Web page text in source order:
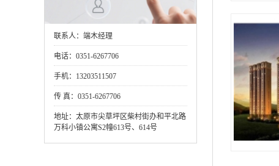
联系人：端木经理
电话：0351-6267706
手机：13203511507
传 真：0351-6267706
地址：太原市尖草坪区柴村街办和平北路
万科小镇公寓S2幢613号、614号